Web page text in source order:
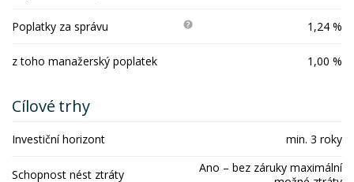
Poplatky za správu 1,24 %
z toho manažerský poplatek 1,00 %
Cílové trhy
Investiční horizont min. 3 roky
Schopnost nést ztráty
Ano – bez záruky maximální